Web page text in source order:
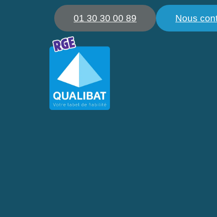
01 30 30 00 89 Nous